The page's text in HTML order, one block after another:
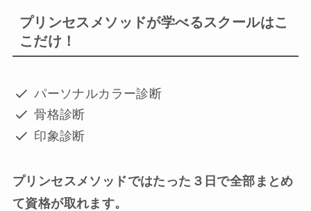
プリンセスメソッドが学べるスクールはこ
こだけ！
パーソナルカラー診断
骨格診断
印象診断
プリンセスメソッドではたった３日で全部まとめ
て資格が取れます。